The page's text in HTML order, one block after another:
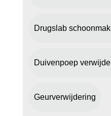
Drugslab
Duivenpoep
Geurverwijdering